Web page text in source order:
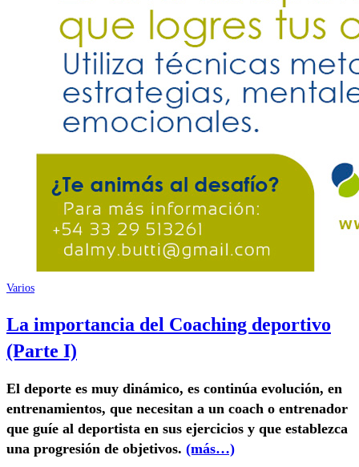
Varios
La importancia del Coaching deportivo
(Parte I)
El deporte es muy dinámico, es continúa evolución, en
entrenamientos, que necesitan a un coach o entrenador
que guíe al deportista en sus ejercicios y que establezca
una progresión de objetivos. (más…)